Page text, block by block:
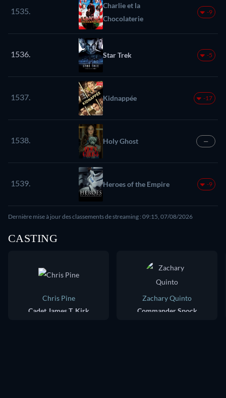
1535.
Charlie et la
Chocolaterie
-9
1536. Star Trek -5
1537. Kidnappée -17
1538. Holy Ghost —
1539. Heroes of the Empire -9
Dernière mise à jour des classements de streaming : 09:15, 07/08/2026
CASTING
Chris Pine
Cadet James T. Kirk
Zachary Quinto
Commander Spock